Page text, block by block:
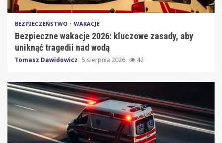
BEZPIECZEŃSTWO WAKACJE
Bezpieczne wakacje 2026: kluczowe zasady, aby
uniknąć tragedii nad wodą
Tomasz Dawidowicz 5 sierpnia 2026 42